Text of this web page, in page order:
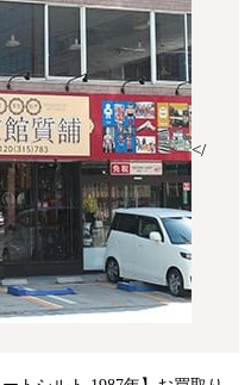
</